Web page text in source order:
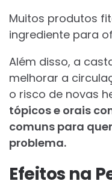
Muitos produtos
ingrediente para
Além disso, a
melhorar a
o risco de novas
tópicos e orais
comuns para
problema.
Efeitos na